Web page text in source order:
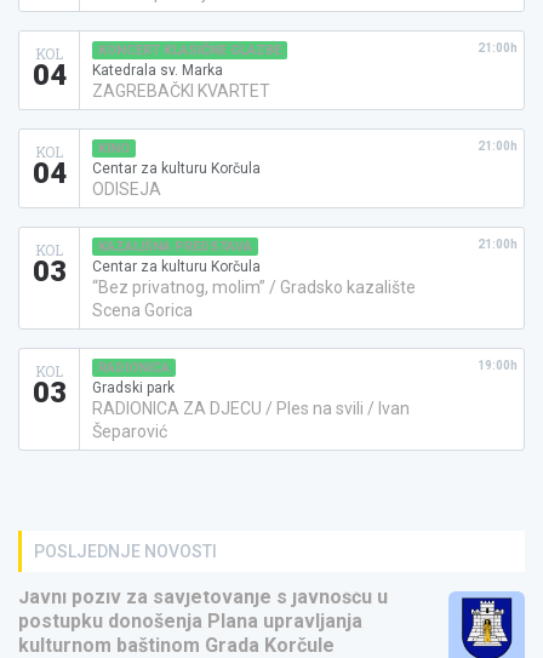
KOL
04
KONCERT KLASIČNE GLAZBE
Katedrala sv. Marka
ZAGREBAČKI KVARTET
21:00h
KOL
04
KINO
Centar za kulturu Korčula
ODISEJA
21:00h
KOL
03
KAZALIŠNA PREDSTAVA
Centar za kulturu Korčula
“Bez privatnog, molim” / Gradsko kazalište
Scena Gorica
21:00h
KOL
03
RADIONICA
Gradski park
RADIONICA ZA DJECU / Ples na svili / Ivan
Šeparović
19:00h
POSLJEDNJE NOVOSTI
Javni poziv za savjetovanje s javnošću u
postupku donošenja Plana upravljanja
kulturnom baštinom Grada Korčule